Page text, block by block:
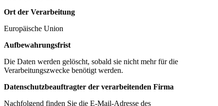
Ort der Verarbeitung
Europäische Union
Aufbewahrungsfrist
Die Daten werden gelöscht, sobald sie nicht mehr für die
Verarbeitungszwecke benötigt werden.
Datenschutzbeauftragter der verarbeitenden Firma
Nachfolgend finden Sie die E-Mail-Adresse des